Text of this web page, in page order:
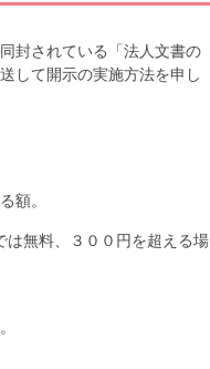
封されている「法人文書の
して開示の実施方法を申し
額。
は無料、３００円を超える場